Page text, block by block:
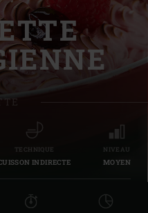
TECHNIQUE
INDIRECTE
NIVEAU
MOYEN